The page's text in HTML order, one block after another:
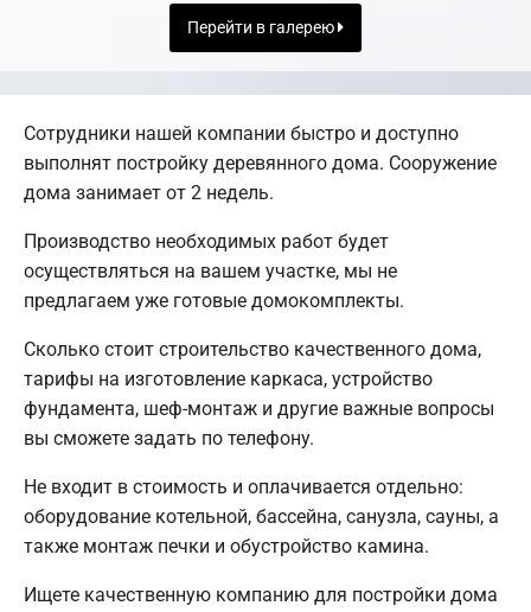
Перейти в галерею
Сотрудники нашей компании быстро и доступно
выполнят постройку деревянного дома. Сооружение
дома занимает от 2 недель.
Производство необходимых работ будет
осуществляться на вашем участке, мы не
предлагаем уже готовые домокомплекты.
Сколько стоит строительство качественного дома,
тарифы на изготовление каркаса, устройство
фундамента, шеф-монтаж и другие важные вопросы
вы сможете задать по телефону.
Не входит в стоимость и оплачивается отдельно:
оборудование котельной, бассейна, санузла, сауны, а
также монтаж печки и обустройство камина.
Ищете качественную компанию для постройки дома